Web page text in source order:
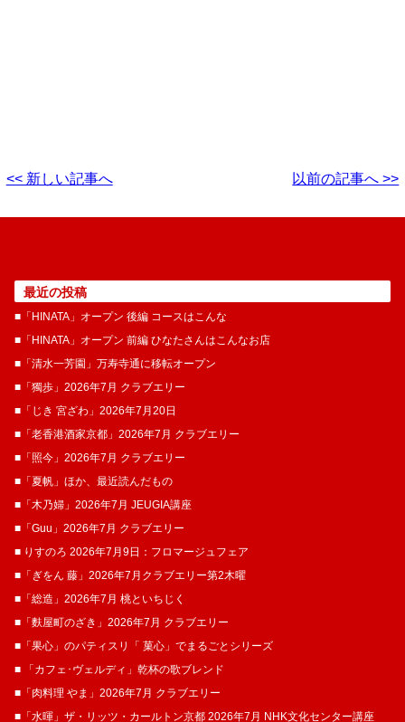
<< 新しい記事へ 以前の記事へ >>
最近の投稿
■「HINATA」オープン 後編 コースはこんな
■「HINATA」オープン 前編 ひなたさんはこんなお店
■「清水一芳園」万寿寺通に移転オープン
■「獨歩」2026年7月 クラブエリー
■「じき 宮ざわ」2026年7月20日
■「老香港酒家京都」2026年7月 クラブエリー
■「照今」2026年7月 クラブエリー
■「夏帆」ほか、最近読んだもの
■「木乃婦」2026年7月 JEUGIA講座
■「Guu」2026年7月 クラブエリー
■ りすのろ 2026年7月9日：フロマージュフェア
■「ぎをん 藤」2026年7月クラブエリー第2木曜
■「総造」2026年7月 桃といちじく
■「麩屋町のざき」2026年7月 クラブエリー
■「果心」のパティスリ「 菓​心」でまるごとシリーズ
■ 「カフェ･ヴェルディ」乾杯の歌ブレンド
■「肉料理 やま」2026年7月 クラブエリー
■「水暉」ザ・リッツ・カールトン京都 2026年7月 NHK文化センター講座